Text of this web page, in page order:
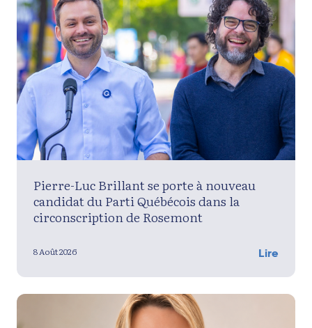
Pierre-Luc Brillant se porte à nouveau
candidat du Parti Québécois dans la
circonscription de Rosemont
8 Août 2026 Lire